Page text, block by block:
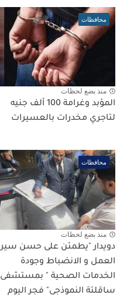
محافظات
منذ بضع لحظات
المؤبد وغرامة 100 ألف جنيه
لتاجري مخدرات بالعسيرات
محافظات
منذ بضع لحظات
دويدار "يطمئن على حسن سير
العمل و الانضباط وجودة
الخدمات الصحية " بمستشفى
ساقلتة النموذجي" فجر اليوم